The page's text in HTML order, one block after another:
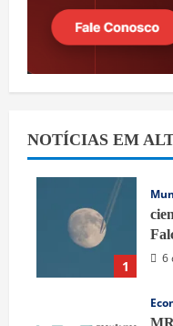
NOTÍCIAS EM
1
6